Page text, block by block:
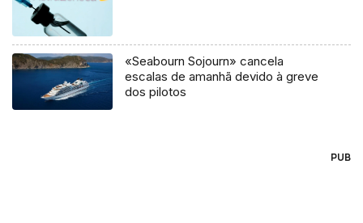
«Seabourn Sojourn» cancela
escalas de amanhã devido à greve
dos pilotos
PUB